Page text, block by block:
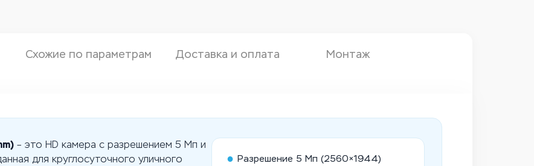
Схожие по параметрам Доставка и оплата Монтаж
– это HD камера с разрешением 5 Мп и
для круглосуточного уличного
● Разрешение 5 Мп (2560×1944)